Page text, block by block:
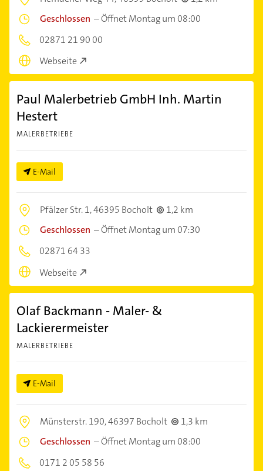
Geschlossen –Öffnet Montag um 08:00
02871 21 90 00
Webseite
Paul Malerbetrieb GmbH Inh. Martin
Hestert
MALERBETRIEBE
E-Mail
Pfälzer Str. 1,46395 Bocholt
1,2 km
Geschlossen –Öffnet Montag um 07:30
02871 64 33
Webseite
Olaf Backmann - Maler- &
Lackierermeister
MALERBETRIEBE
E-Mail
Münsterstr. 190,46397 Bocholt
1,3 km
Geschlossen –Öffnet Montag um 08:00
0171 2 05 58 56